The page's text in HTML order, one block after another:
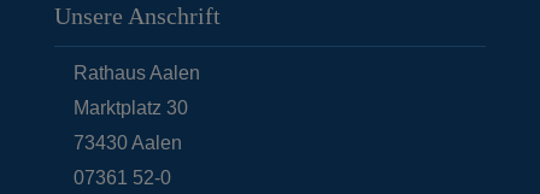
Unsere Anschrift
Rathaus Aalen
Marktplatz 30
73430Aalen
07361 52-0